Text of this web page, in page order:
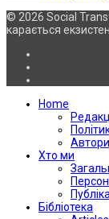
© 2026 Social
карається
Home
Автори
Хто ми
Бібліотека